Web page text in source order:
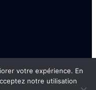
votre expérience. En
notre utilisation